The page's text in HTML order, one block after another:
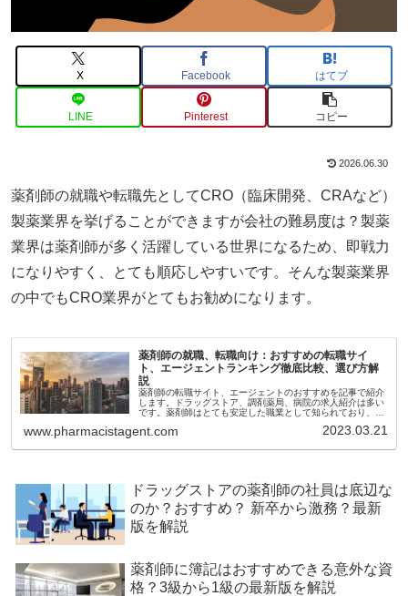
X Facebook はてブ
LINE Pinterest コピー
2026.06.30
薬剤師の就職や転職先としてCRO（臨床開発、CRAなど）
製薬業界を挙げることができますが会社の難易度は？製薬
業界は薬剤師が多く活躍している世界になるため、即戦力
になりやすく、とても順応しやすいです。そんな製薬業界
の中でもCRO業界がとてもお勧めになります。
薬剤師の就職、転職向け：おすすめの転職サイ
ト、エージェントランキング徹底比較、選び方解
説
薬剤師の転職サイト、エージェントのおすすめを記事で紹介
します。ドラッグストア、調剤薬局、病院の求人紹介は多い
です。薬剤師はとても安定した職業として知られており、パ
ができます。薬剤師の場合は転職もあまり困ることはないか
ックです。それではどのような求人サイトがあるのかを紹介
www.pharmacistagent.com 2023.03.21
ドラッグストアの薬剤師の社員は底辺な
のか？おすすめ？ 新卒から激務？最新
版を解説
薬剤師に簿記はおすすめできる意外な資
格？3級から1級の最新版を解説